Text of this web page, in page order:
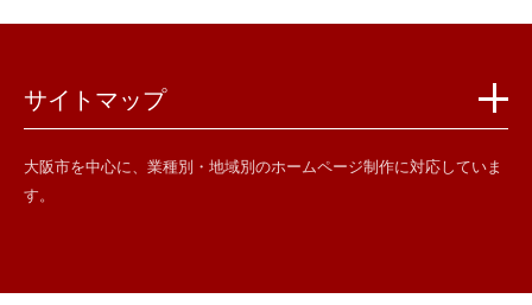
サイトマップ
大阪市を中心に、業種別・地域別のホームページ制作に対応していま
す。